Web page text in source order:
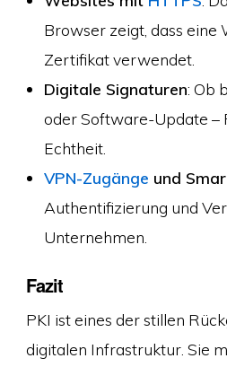
Browser zeigt, dass eine
Zertifikat verwendet.
Digitale Signaturen: Ob
oder Software-Update –
Echtheit.
VPN-Zugänge und
Authentifizierung und
Unternehmen.
Fazit
PKI ist eines der stillen
digitalen Infrastruktur. Sie